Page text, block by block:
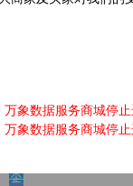
万象数据服务商城停
万象数据服务商城停
/次